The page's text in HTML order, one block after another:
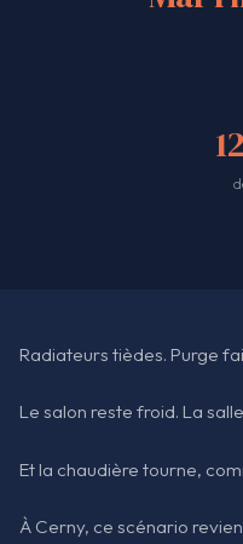
Radiateurs tièdes. Purge
Le salon reste froid. La
Et la chaudière tourne,
À Cerny, ce scénario